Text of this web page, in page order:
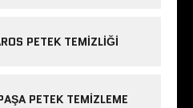
PETEK TEMIZLIĞI
PETEK TEMIZLEME